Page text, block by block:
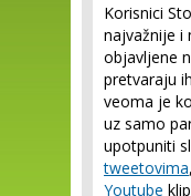
Korisnici
najvažnije i
objavljene
pretvaraju
veoma je
uz samo
upotpuniti
tweetovima,
Youtube